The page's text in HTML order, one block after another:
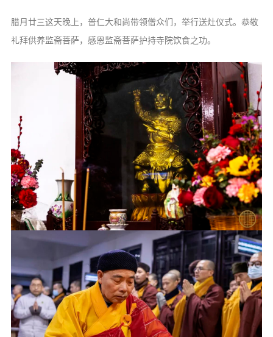
西园风光
下院风采
搜索
腊月廿三这天晚上，普仁大和尚带领僧众们，举行送灶仪式。恭敬
礼拜供养监斋菩萨，感恩监斋菩萨护持寺院饮食之功。